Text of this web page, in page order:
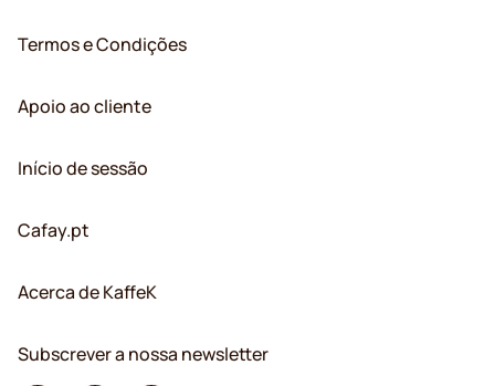
Termos e Condições
Apoio ao cliente
Início de sessão
Cafay.pt
Acerca de KaffeK
Subscrever a nossa newsletter